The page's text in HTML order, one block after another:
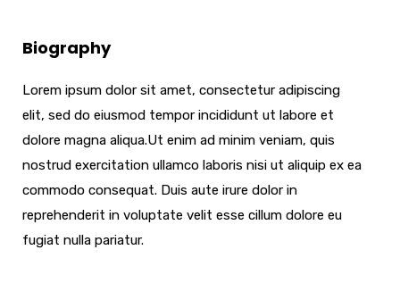
Biography
Lorem ipsum dolor sit amet, consectetur adipiscing
elit, sed do eiusmod tempor incididunt ut labore et
dolore magna aliqua.Ut enim ad minim veniam, quis
nostrud exercitation ullamco laboris nisi ut aliquip ex ea
commodo consequat. Duis aute irure dolor in
reprehenderit in voluptate velit esse cillum dolore eu
fugiat nulla pariatur.